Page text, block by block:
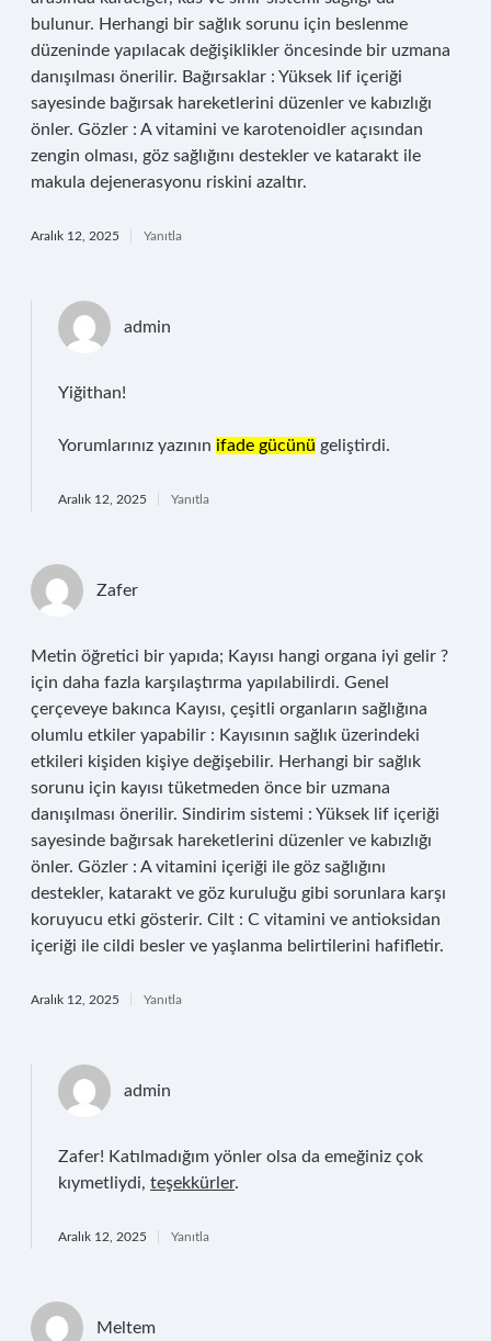
bulunur. Herhangi bir sağlık sorunu için beslenme
düzeninde yapılacak değişiklikler öncesinde bir uzmana
danışılması önerilir. Bağırsaklar : Yüksek lif içeriği
sayesinde bağırsak hareketlerini düzenler ve kabızlığı
önler. Gözler : A vitamini ve karotenoidler açısından
zengin olması, göz sağlığını destekler ve katarakt ile
makula dejenerasyonu riskini azaltır.
Aralık 12, 2025 Yanıtla
admin
Yiğithan!
Yorumlarınız yazının ifade gücünü geliştirdi.
Aralık 12, 2025 Yanıtla
Zafer
Metin öğretici bir yapıda; Kayısı hangi organa iyi gelir ?
için daha fazla karşılaştırma yapılabilirdi. Genel
çerçeveye bakınca Kayısı, çeşitli organların sağlığına
olumlu etkiler yapabilir : Kayısının sağlık üzerindeki
etkileri kişiden kişiye değişebilir. Herhangi bir sağlık
sorunu için kayısı tüketmeden önce bir uzmana
danışılması önerilir. Sindirim sistemi : Yüksek lif içeriği
sayesinde bağırsak hareketlerini düzenler ve kabızlığı
önler. Gözler : A vitamini içeriği ile göz sağlığını
destekler, katarakt ve göz kuruluğu gibi sorunlara karşı
koruyucu etki gösterir. Cilt : C vitamini ve antioksidan
içeriği ile cildi besler ve yaşlanma belirtilerini hafifletir.
Aralık 12, 2025 Yanıtla
admin
Zafer! Katılmadığım yönler olsa da emeğiniz çok
kıymetliydi, teşekkürler.
Aralık 12, 2025 Yanıtla
Meltem